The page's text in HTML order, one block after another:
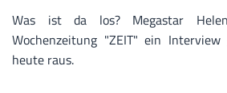
Was ist da los? Megastar
Wochenzeitung "ZEIT" ein Interview
heute raus.